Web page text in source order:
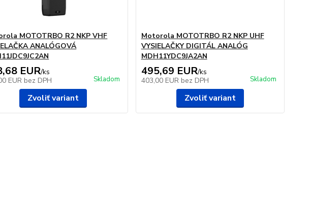
MOTOTRBO R2 NKP VHF
ANALÓGOVÁ
EUR/ks
EUR bez DPH Skladom
Zvoliť variant
Motorola MOTOTRBO R2 NKP UHF
VYSIELAČKY DIGITÁL ANALÓG
MDH11YDC9JA2AN
495,69 EUR/ks
403,00 EUR bez DPH Skladom
Zvoliť variant